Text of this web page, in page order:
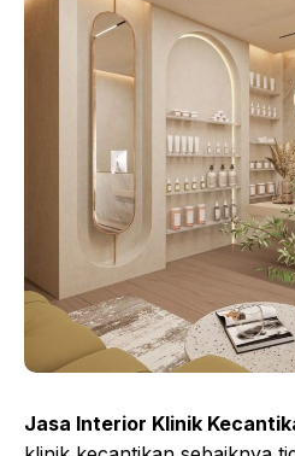
Jasa Interior Klinik